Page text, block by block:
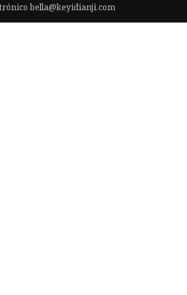
bella@keyidianji.com